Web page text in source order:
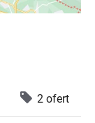
2 ofert